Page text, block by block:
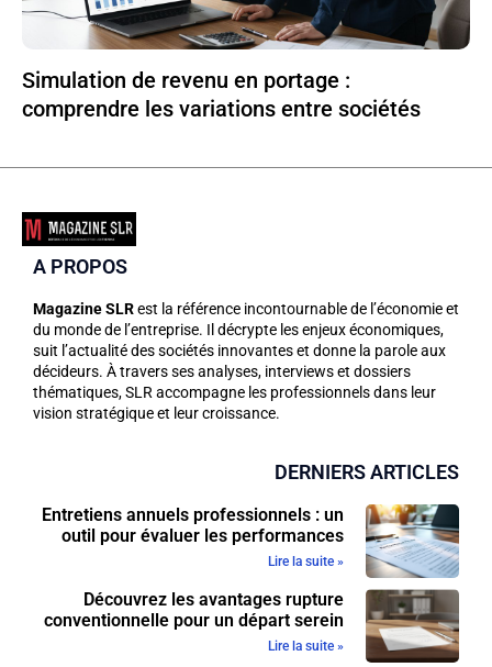
Simulation de revenu en portage :
comprendre les variations entre sociétés
A PROPOS
Magazine SLRest la référence incontournable de l’économie et
du monde de l’entreprise. Il décrypte les enjeux économiques,
suit l’actualité des sociétés innovantes et donne la parole aux
décideurs. À travers ses analyses, interviews et dossiers
thématiques, SLR accompagne les professionnels dans leur
vision stratégique et leur croissance.
DERNIERS ARTICLES
Entretiens annuels professionnels : un
outil pour évaluer les performances
Lire la suite »
Découvrez les avantages rupture
conventionnelle pour un départ serein
Lire la suite »